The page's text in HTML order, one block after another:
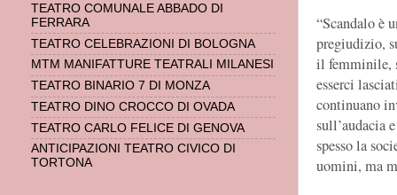
“Scandalo è
pregiudizio,
il femminile,
esserci
continuano
sull’audacia
spesso la
uomini, ma
TEATRO COMUNALE ABBADO DI
FERRARA
TEATRO CELEBRAZIONI DI BOLOGNA
MTM MANIFATTURE TEATRALI MILANESI
TEATRO BINARIO 7 DI MONZA
TEATRO DINO CROCCO DI OVADA
TEATRO CARLO FELICE DI GENOVA
ANTICIPAZIONI TEATRO CIVICO DI
TORTONA